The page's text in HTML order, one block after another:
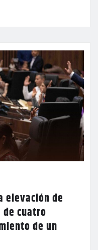
elevación de
cuatro
de un